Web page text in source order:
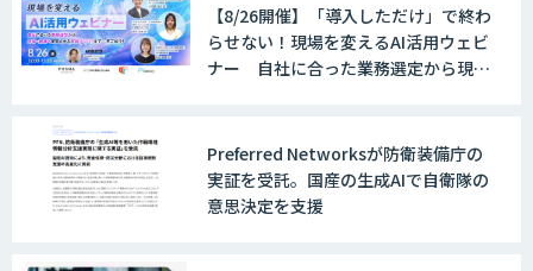
【8/26開催】「導入しただけ」で終わ
らせない！現場を変えるAI活用ウェビ
ナー 自社に合った業務選定から現
Preferred Networksが防衛装備庁の
実証を受託。国産の生成AIで自衛隊の
意思決定を支援